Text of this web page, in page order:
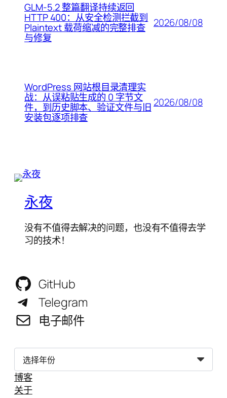
GLM-5.2 整篇翻译持续返回
HTTP 400：从安全检测拦截到
Plaintext 载荷缩减的完整排查
与修复
2026/08/08
WordPress 网站根目录清理实
战：从误粘贴生成的 0 字节文
件，到历史脚本、验证文件与旧
安装包逐项排查
2026/08/08
永夜
没有不值得去解决的问题，也没有不值得去学
习的技术！
GitHub
Telegram
电子邮件
归
博客
关于